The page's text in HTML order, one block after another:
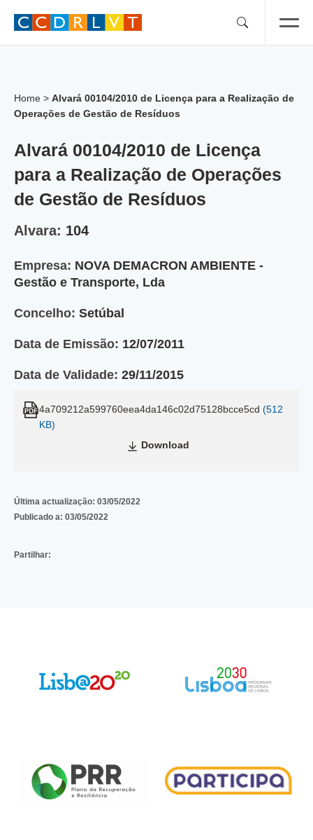
Home > Alvará 00104/2010 de Licença para a Realização de
Operações de Gestão de Resíduos
Alvará 00104/2010 de Licença
para a Realização de Operações
de Gestão de Resíduos
Alvara: 104
Empresa: NOVA DEMACRON AMBIENTE -
Gestão e Transporte, Lda
Concelho: Setúbal
Data de Emissão: 12/07/2011
Data de Validade: 29/11/2015
4a709212a599760eea4da146c02d75128bcce5cd (512
KB)
Download
Última actualização: 03/05/2022
Publicado a: 03/05/2022
Partilhar: